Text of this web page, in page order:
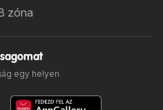
zóna
egy helyen